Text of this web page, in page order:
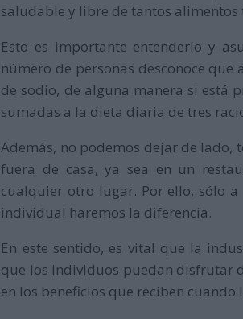
saludable y libre de tantos alimentos
Esto es importante entenderlo y
número de personas desconoce
de sodio, de alguna manera si está
sumadas a la dieta diaria de tres
Además, no podemos dejar de lado,
fuera de casa, ya sea en un
cualquier otro lugar. Por ello, sólo
individual haremos la diferencia.
En este sentido, es vital que la
que los individuos puedan disfrutar
en los beneficios que reciben